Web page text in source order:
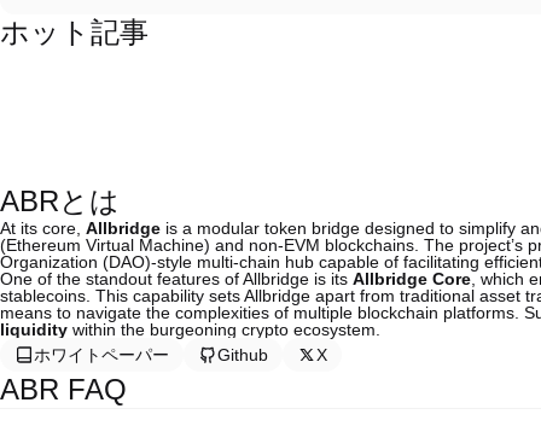
ホット記事
ABRとは
At its core, Allbridge is a modular token bridge designed to simplify
(Ethereum Virtual Machine) and non-EVM blockchains. The project’s
Organization (DAO)-style multi-chain hub capable of facilitating
One of the standout features of Allbridge is its Allbridge Core , which
stablecoins. This capability sets Allbridge apart from traditional asset
means to navigate the complexities of multiple blockchain platforms.
liquidity within the burgeoning crypto ecosystem.
ホワイトペーパー
Github X
ABR FAQ